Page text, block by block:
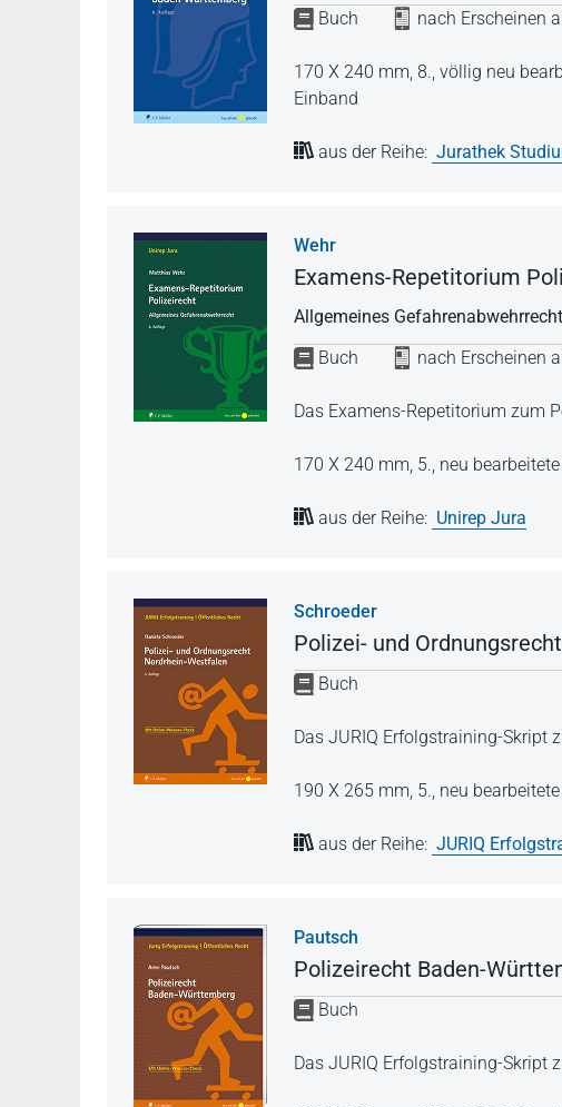
Buch nach Erscheinen
170 X 240 mm, 8., völlig neu
Einband
aus der Reihe: Jurathek
Wehr
Examens-Repetitorium
Allgemeines Gefahrenabwehrrecht
Buch
nach Erscheinen
Das Examens-Repetitorium zum
170 X 240 mm, 5., neu
aus der Reihe: Unirep Jura
Schroeder
Polizei- und
Buch
Das JURIQ Erfolgstraining-Skript
190 X 265 mm, 5., neu
aus der Reihe: JURIQ
Pautsch
Polizeirecht Baden-
Buch
Das JURIQ Erfolgstraining-Skript